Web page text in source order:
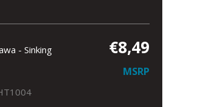
- Sinking €8,49
MSRP